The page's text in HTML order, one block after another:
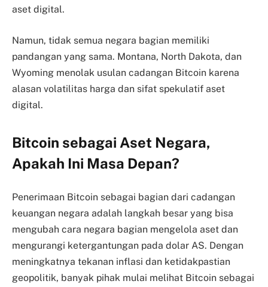
aset digital.
Namun, tidak semua negara bagian memiliki
pandangan yang sama. Montana, North Dakota, dan
Wyoming menolak usulan cadangan Bitcoin karena
alasan volatilitas harga dan sifat spekulatif aset
digital.
Bitcoin sebagai Aset Negara,
Apakah Ini Masa Depan?
Penerimaan Bitcoin sebagai bagian dari cadangan
keuangan negara adalah langkah besar yang bisa
mengubah cara negara bagian mengelola aset dan
mengurangi ketergantungan pada dolar AS. Dengan
meningkatnya tekanan inflasi dan ketidakpastian
geopolitik, banyak pihak mulai melihat Bitcoin sebagai